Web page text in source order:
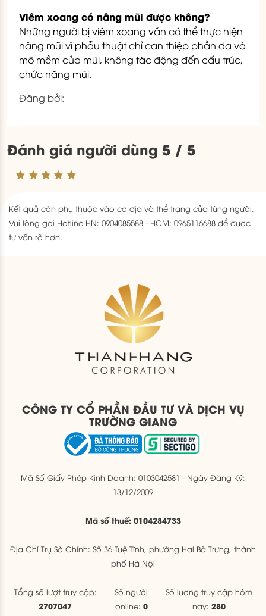
Viêm xoang có nâng mũi được không?
Những người bị viêm xoang vẫn có thể thực hiện
nâng mũi vì phẫu thuật chỉ can thiệp phần da và
mô mềm của mũi, không tác động đến cấu trúc,
chức năng mũi.
Đăng bởi:
Đánh giá người dùng 5 / 5
Kết quả còn phụ thuộc vào cơ địa và thể trạng của từng người.
Vui lòng gọi Hotline HN: 0904085588 - HCM: 0965116688 để được
tư vấn rõ hơn.
CÔNG TY CỔ PHẦN ĐẦU TƯ VÀ DỊCH VỤ
TRƯỜNG GIANG
Mã Số Giấy Phép Kinh Doanh: 0103042581 - Ngày Đăng Ký:
13/12/2009
Mã số thuế: 0104284733
Địa Chỉ Trụ Sở Chính: Số 36 Tuệ Tĩnh, phường Hai Bà Trưng, thành
phố Hà Nội
Tổng số lượt truy cập:
2707047
Số người
online: 0
Số lượng truy cập hôm
nay:280